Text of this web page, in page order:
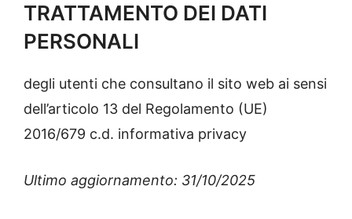
TRATTAMENTO DEI DATI
PERSONALI
degli utenti che consultano il sito web ai sensi
dell’articolo 13 del Regolamento (UE)
2016/679 c.d. informativa privacy
Ultimo aggiornamento: 31/10/2025